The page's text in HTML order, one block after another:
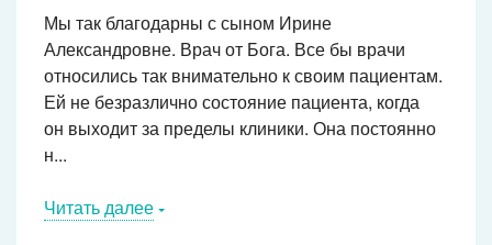
Мы так благодарны с сыном Ирине
Александровне. Врач от Бога. Все бы врачи
относились так внимательно к своим пациентам.
Ей не безразлично состояние пациента, когда
он выходит за пределы клиники. Она постоянно
н...
Читать далее